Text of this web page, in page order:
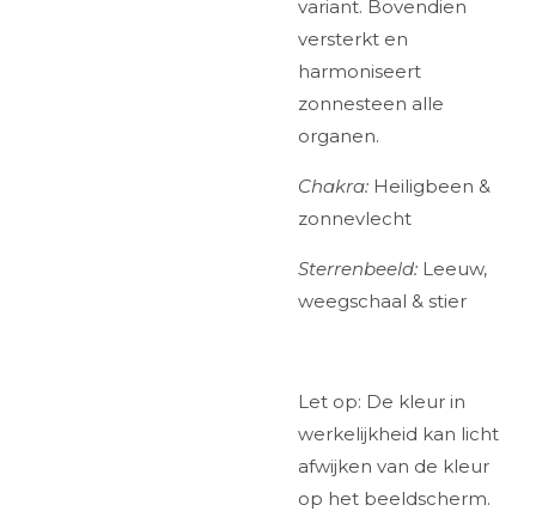
variant. Bovendien
versterkt en
harmoniseert
zonnesteen alle
organen.
Chakra: Heiligbeen &
zonnevlecht
Sterrenbeeld: Leeuw,
weegschaal & stier
Let op: De kleur in
werkelijkheid kan licht
afwijken van de kleur
op het beeldscherm.